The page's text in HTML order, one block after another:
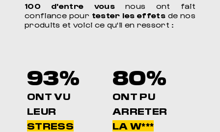
100 d'entre vousnous ont fait
confiance pour tester les effets de nos
produits et voici ce qu'il en ressort :
93%
ONT VU
LEUR
STRESS
80%
ONT PU
ARRETER
LA W***